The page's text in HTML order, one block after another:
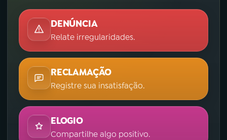
DENÚNCIA
Relate irregularidades.
RECLAMAÇÃO
Registre sua insatisfação.
ELOGIO
Compartilhe algo positivo.